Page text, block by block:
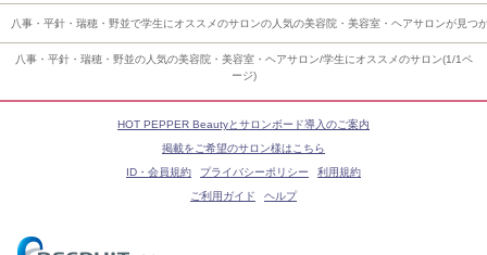
八事・平針・瑞穂・野並の人気の美容院・美容室・ヘアサロン/学生にオススメのサロン(1/1ペ
ージ)
八事・平針・瑞穂・野並で学生にオススメのサロンの人気の美容院・美容室・ヘアサロンが見
HOT PEPPER Beautyとサロンボード導入のご案内
掲載をご希望のサロン様はこちら
ID・会員規約
プライバシーポリシー
利用規約
ご利用ガイド
ヘルプ